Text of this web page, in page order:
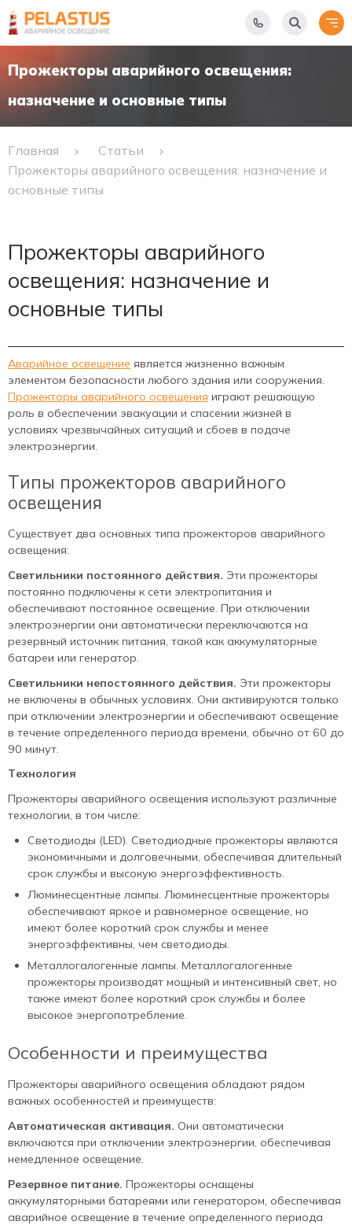
Прожекторы аварийного освещения:
назначение и основные типы
Главная
Статьи
Прожекторы аварийного освещения: назначение и
основные типы
Прожекторы аварийного
освещения: назначение и
основные типы
Аварийное освещение является жизненно важным
элементом безопасности любого здания или сооружения.
Прожекторы аварийного освещения играют решающую
роль в обеспечении эвакуации и спасении жизней в
условиях чрезвычайных ситуаций и сбоев в подаче
электроэнергии.
Типы прожекторов аварийного
освещения
Существует два основных типа прожекторов аварийного
освещения:
Светильники постоянного действия. Эти прожекторы
постоянно подключены к сети электропитания и
обеспечивают постоянное освещение. При отключении
электроэнергии они автоматически переключаются на
резервный источник питания, такой как аккумуляторные
батареи или генератор.
Светильники непостоянного действия. Эти прожекторы
не включены в обычных условиях. Они активируются только
при отключении электроэнергии и обеспечивают освещение
в течение определенного периода времени, обычно от 60 до
90 минут.
Технология
Прожекторы аварийного освещения используют различные
технологии, в том числе:
Светодиоды (LED). Светодиодные прожекторы являются
экономичными и долговечными, обеспечивая длительный
срок службы и высокую энергоэффективность.
Люминесцентные лампы. Люминесцентные прожекторы
обеспечивают яркое и равномерное освещение, но
имеют более короткий срок службы и менее
энергоэффективны, чем светодиоды.
Металлогалогенные лампы. Металлогалогенные
прожекторы производят мощный и интенсивный свет, но
также имеют более короткий срок службы и более
высокое энергопотребление.
Особенности и преимущества
Прожекторы аварийного освещения обладают рядом
важных особенностей и преимуществ:
Автоматическая активация. Они автоматически
включаются при отключении электроэнергии, обеспечивая
немедленное освещение.
Резервное питание. Прожекторы оснащены
аккумуляторными батареями или генератором, обеспечивая
аварийное освещение в течение определенного периода